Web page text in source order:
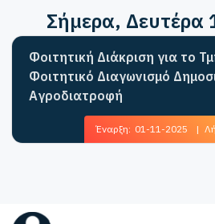
Σήμερα, Δευτέρα
Φοιτητική Διάκριση για το
Φοιτητικό Διαγωνισμό
Αγροδιατροφή
Έναρξη: 01-11-2025 |